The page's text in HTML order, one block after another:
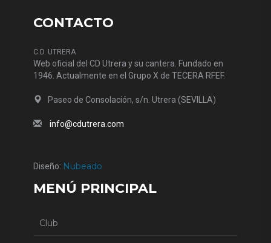
CONTACTO
C.D. UTRERA
Web oficial del CD Utrera y su cantera. Fundado en
1946. Actualmente en el Grupo X de TECERA RFEF.
Paseo de Consolación, s/n. Utrera (SEVILLA)
info@cdutrera.com
Diseño: Nubeado
MENÚ PRINCIPAL
Club